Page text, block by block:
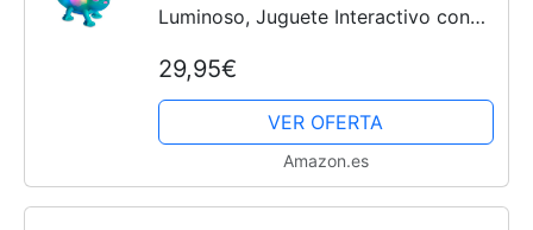
Luminoso, Juguete Interactivo con
emociones y Tiene más de 30
Sonidos, Mascota a...
29,95€
VER OFERTA
Amazon.es